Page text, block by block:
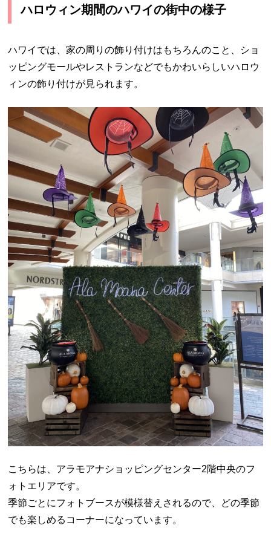
ハロウィン期間のハワイの街中の様子
ハワイでは、家の周りの飾り付けはもちろんのこと、ショ
ッピングモールやレストランなどでもかわいらしいハロウ
ィンの飾り付けが見られます。
こちらは、アラモアナショッピングセンター2階中央のフ
ォトエリアです。
季節ごとにフォトブースが模様替えされるので、どの季節
でも楽しめるコーナーになっています。